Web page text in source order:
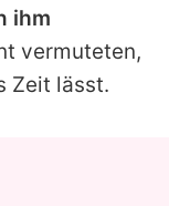
ihm
vermuteten,
Zeit lässt.